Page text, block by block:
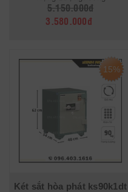
5.150.000đ
3.580.000đ
15%
Két sắt hòa phát ks90k1dt